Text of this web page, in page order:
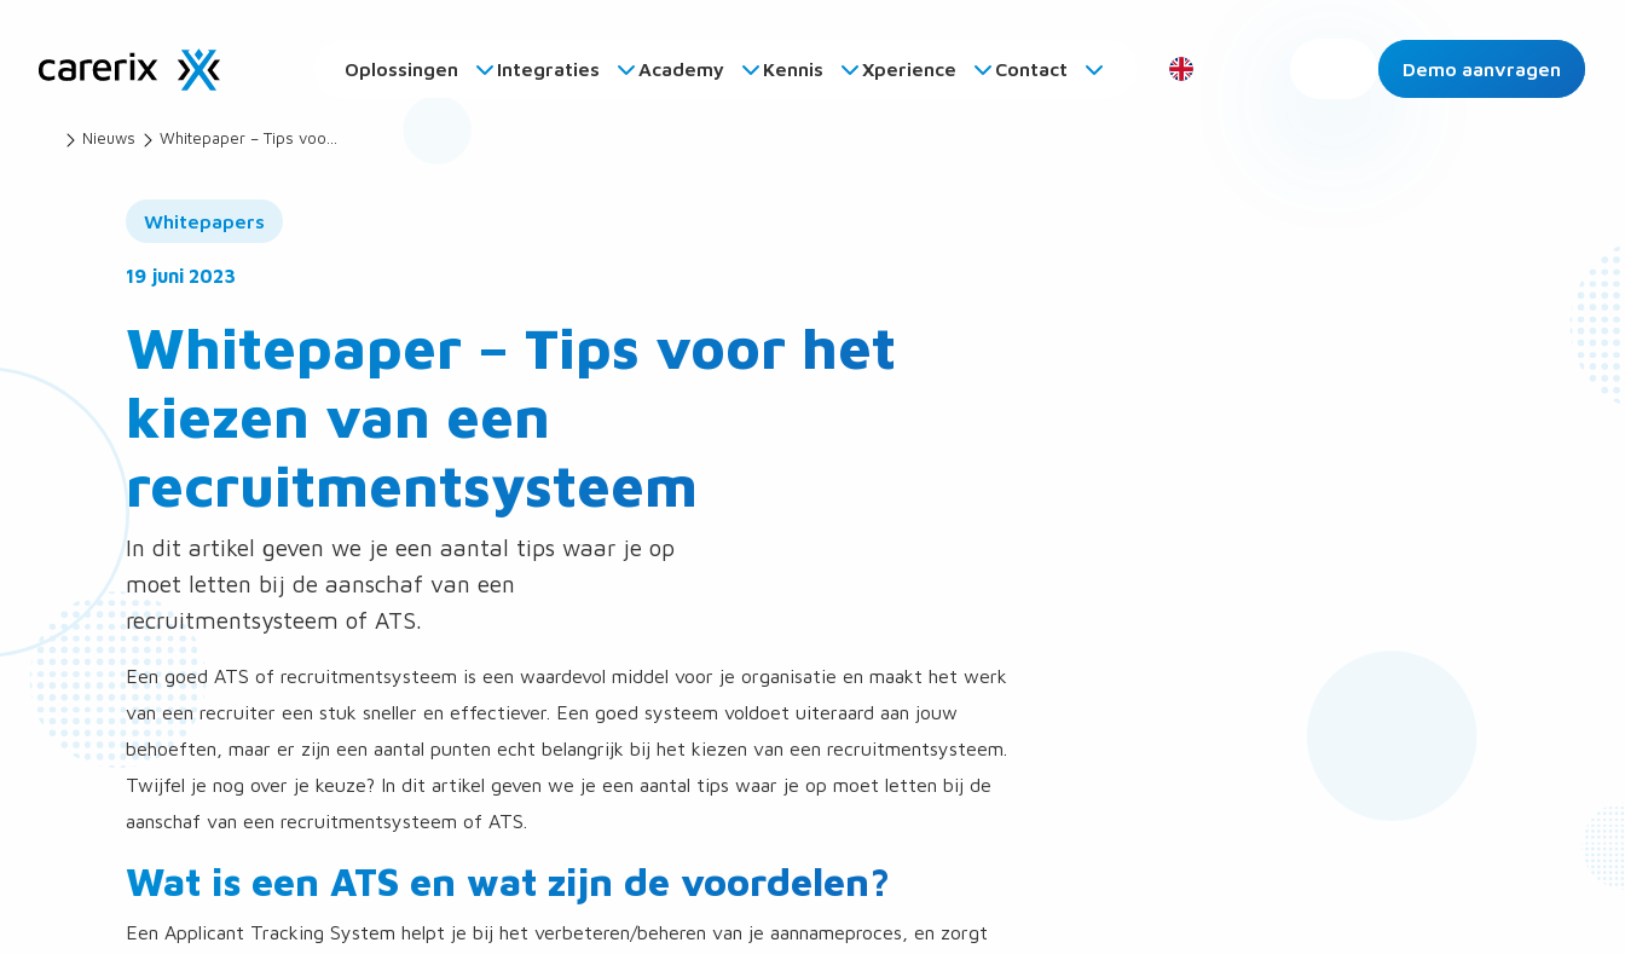
Oplossingen Integraties Academy Kennis Xperience Contact Demo aanvragen
CarerixNieuws Whitepaper – Tips voor het kiezen van een recruitmentsysteem
Whitepapers
19 juni 2023
Whitepaper – Tips voor het
kiezen van een
recruitmentsysteem
In dit artikel geven we je een aantal tips waar je op
moet letten bij de aanschaf van een
recruitmentsysteem of ATS.
Een goed ATS of recruitmentsysteem is een waardevol middel voor je organisatie en maakt het werk
van een recruiter een stuk sneller en effectiever. Een goed systeem voldoet uiteraard aan jouw
behoeften, maar er zijn een aantal punten echt belangrijk bij het kiezen van een recruitmentsysteem.
Twijfel je nog over je keuze? In dit artikel geven we je een aantal tips waar je op moet letten bij de
aanschaf van een recruitmentsysteem of ATS.
Wat is een ATS en wat zijn de voordelen?
Een Applicant Tracking System helpt je bij het verbeteren/beheren van je aannameproces, en zorgt